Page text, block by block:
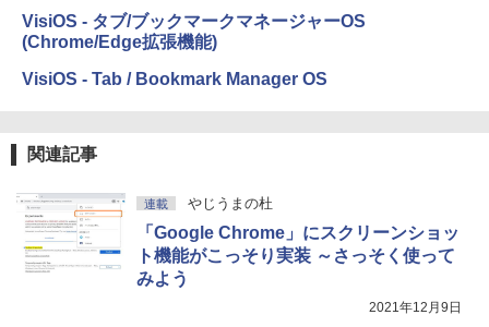
VisiOS - タブ/ブックマークマネージャーOS
(Chrome/Edge拡張機能)
VisiOS - Tab / Bookmark Manager OS
関連記事
連載 やじうまの杜
「Google Chrome」にスクリーンショッ
ト機能がこっそり実装 ～さっそく使って
みよう
2021年12月9日